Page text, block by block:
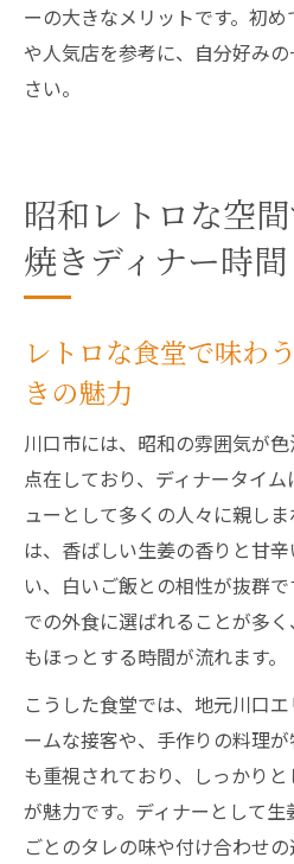
ーの大きなメリットです。初
や人気店を参考に、自分好み
さい。
昭和レトロな空
焼きディナー時間
レトロな食堂で味わ
きの魅力
川口市には、昭和の雰囲気が
点在しており、ディナータイ
ューとして多くの人々に親し
は、香ばしい生姜の香りと甘
い、白いご飯との相性が抜群
での外食に選ばれることが多
もほっとする時間が流れます。
こうした食堂では、地元川口
ームな接客や、手作りの料理
も重視されており、しっかり
が魅力です。ディナーとして
ごとのタレの味や付け合わせ